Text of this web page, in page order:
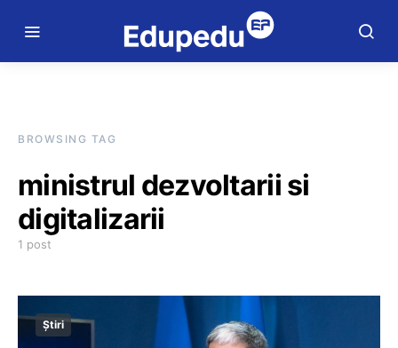
BROWSING TAG
ministrul dezvoltarii si
digitalizarii
1 post
Știri